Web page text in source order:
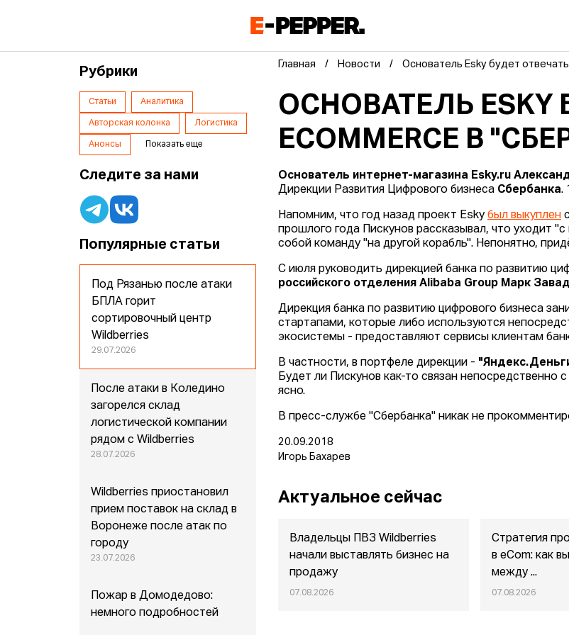
Главная Новости Основатель Esky будет
ОСНОВАТЕЛЬ ESKY
ECOMMERCE В
Основатель интернет-магазина Esky.ru
Дирекции Развития Цифрового бизнеса Сбербанка.
Напомним, что год назад проект Eskyбыл выкуплен
прошлого года Пискунов рассказывал, что уходит
собой команду "на другой корабль". Непонятно,
С июля руководить дирекцией банка по развитию
российского отделения Alibaba Group Марк
Дирекция банка по развитию цифрового бизнеса
стартапами, которые либо используются
экосистемы - предоставляют сервисы клиентам
В частности, в портфеле дирекции -
Будет ли Пискунов как-то связан
ясно.
В пресс-службе "Сбербанка" никак не
20.09.2018
Игорь Бахарев
Актуальное сейчас
Владельцы ПВЗ Wildberries
начали выставлять бизнес на
продажу
07.08.2026
Стратегия
в eСom: как
между ...
07.08.2026
Рубрики
Статьи Аналитика
Авторская колонка Логистика
Анонсы Показать еще
Следите за нами
Популярные статьи
Под Рязанью после атаки
БПЛА горит
сортировочный центр
Wildberries
29.07.2026
После атаки в Коледино
загорелся склад
логистической компании
рядом с Wildberries
28.07.2026
Wildberries приостановил
прием поставок на склад в
Воронеже после атак по
городу
23.07.2026
Пожар в Домодедово:
немного подробностей